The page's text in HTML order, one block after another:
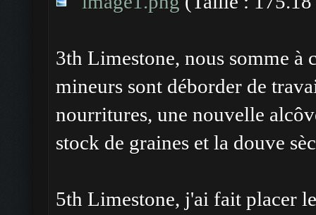
3th Limestone, nous somme à
mineurs sont déborder de
nourritures, une nouvelle
stock de graines et la douve
5th Limestone, j'ai fait placer